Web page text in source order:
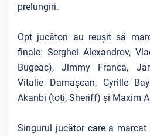
prelungiri.
Opt jucători au reușit să
finale: Serghei Alexandrov,
Bugeac), Jimmy Franca,
Vitalie Damașcan, Cyrille
Akanbi (toți, Sheriff) și Maxim
Singurul jucător care a